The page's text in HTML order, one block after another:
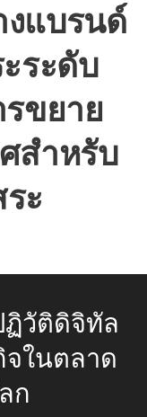
งแบรนด์
ระดับ
ขยาย
สำหรับ
ะ
ฏิวัติดิจิทัล
ในตลาด
ก